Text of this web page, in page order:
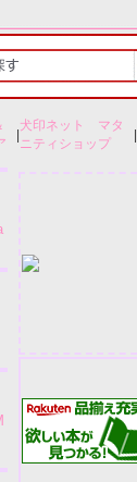
犬印ネット マタ
ニティショップ